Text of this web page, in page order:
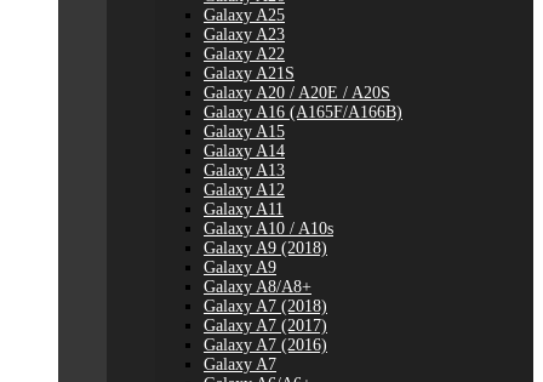
Galaxy A25
Galaxy A23
Galaxy A22
Galaxy A21S
Galaxy A20 / A20E / A20S
Galaxy A16 (A165F/A166B)
Galaxy A15
Galaxy A14
Galaxy A13
Galaxy A12
Galaxy A11
Galaxy A10 / A10s
Galaxy A9 (2018)
Galaxy A9
Galaxy A8/A8+
Galaxy A7 (2018)
Galaxy A7 (2017)
Galaxy A7 (2016)
Galaxy A7